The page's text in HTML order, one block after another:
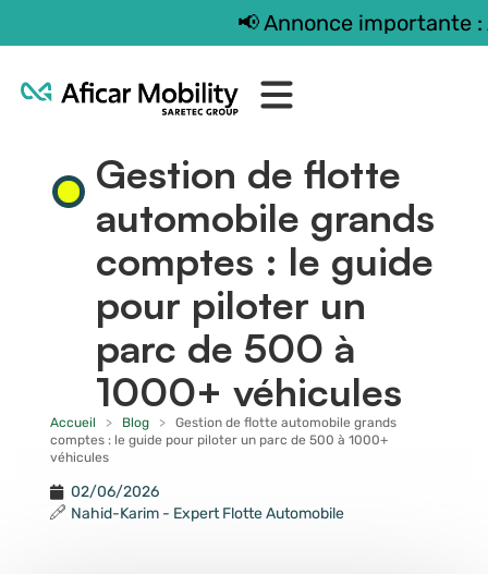
Gestion de flotte
automobile grands
comptes : le guide
pour piloter un
parc de 500 à
1000+ véhicules
Accueil > Blog >
Gestion de flotte automobile grands
comptes : le guide pour piloter un parc de 500 à 1000+
véhicules
02/06/2026
Nahid-Karim - Expert Flotte Automobile
📢 Annonce importante : AFICAR